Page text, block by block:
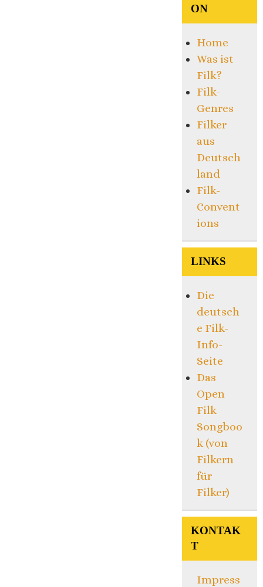
ON
Home
Was ist
Filk?
Filk-
Genres
Filker
aus
Deutsch
land
Filk-
Convent
ions
LINKS
Die
deutsch
e Filk-
Info-
Seite
Das
Open
Filk
Songboo
k (von
Filkern
für
Filker)
KONTAK
T
Impress